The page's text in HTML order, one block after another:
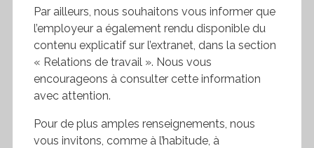
Par ailleurs, nous souhaitons vous informer que
l’employeur a également rendu disponible du
contenu explicatif sur l’extranet, dans la section
« Relations de travail ». Nous vous
encourageons à consulter cette information
avec attention.
Pour de plus amples renseignements, nous
vous invitons, comme à l’habitude, à